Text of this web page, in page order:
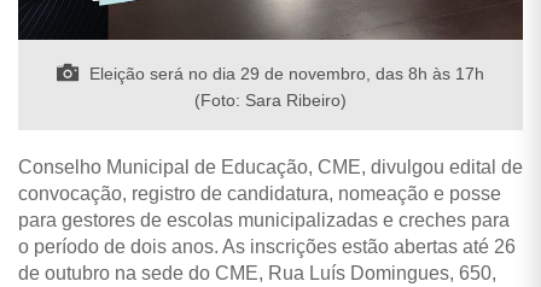
Eleição será no dia 29 de novembro, das 8h às 17h
(Foto: Sara Ribeiro)
Conselho Municipal de Educação, CME, divulgou edital de
convocação, registro de candidatura, nomeação e posse
para gestores de escolas municipalizadas e creches para
o período de dois anos. As inscrições estão abertas até 26
de outubro na sede do CME, Rua Luís Domingues, 650,